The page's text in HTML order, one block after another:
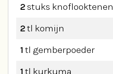
2stuks knoflooktenen
2tl komijn
1 tl gemberpoeder
1 tl kurkuma